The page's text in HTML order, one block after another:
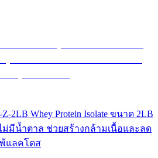
2LB Whey Protein Isolate ขนาด 2LB
มีน้ำตาล ช่วยสร้างกล้ามเนื้อและลด
แลคโตส